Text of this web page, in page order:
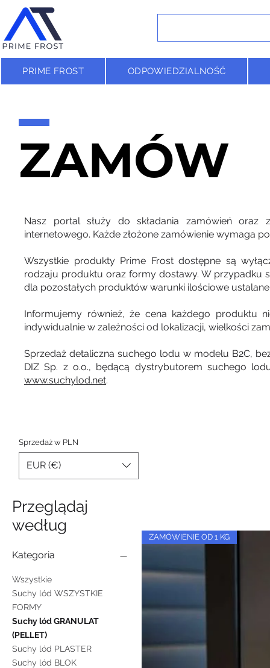
PRIME FROST ODPOWIEDZIALNOŚĆ
ZAMÓW
Nasz portal służy do składania zamówień oraz
internetowego. Każde złożone zamówienie wymaga
Wszystkie produkty Prime Frost dostępne są
rodzaju produktu oraz formy dostawy. W przypadku
dla pozostałych produktów warunki ilościowe
Informujemy również, że cena każdego produktu
indywidualnie w zależności od lokalizacji, wielkości
Sprzedaż detaliczna suchego lodu w modelu B2C,
DIZ Sp. z o.o., będącą dystrybutorem suchego
www.suchylod.net.
Sprzedaż w PLN
EUR (€)
Przeglądaj
według
Kategoria
Wszystkie
Suchy lód WSZYSTKIE
FORMY
Suchy lód GRANULAT
(PELLET)
Suchy lód PLASTER
Suchy lód BLOK
ZAMÓWIENIE OD 1 KG